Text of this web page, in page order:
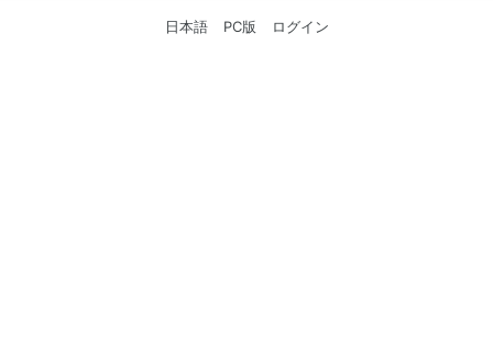
日本語 PC版 ログイン